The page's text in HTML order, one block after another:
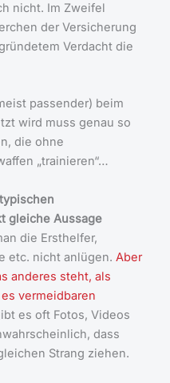
nicht. Im Zweifel
der Versicherung
Verdacht die
passender) beim
wird muss genau so
die ohne
„trainieren“…
gleiche Aussage
die Ersthelfer,
etc. nicht anlügen. Aber
anderes steht, als
vermeidbaren
es oft Fotos, Videos
dass
Strang ziehen.